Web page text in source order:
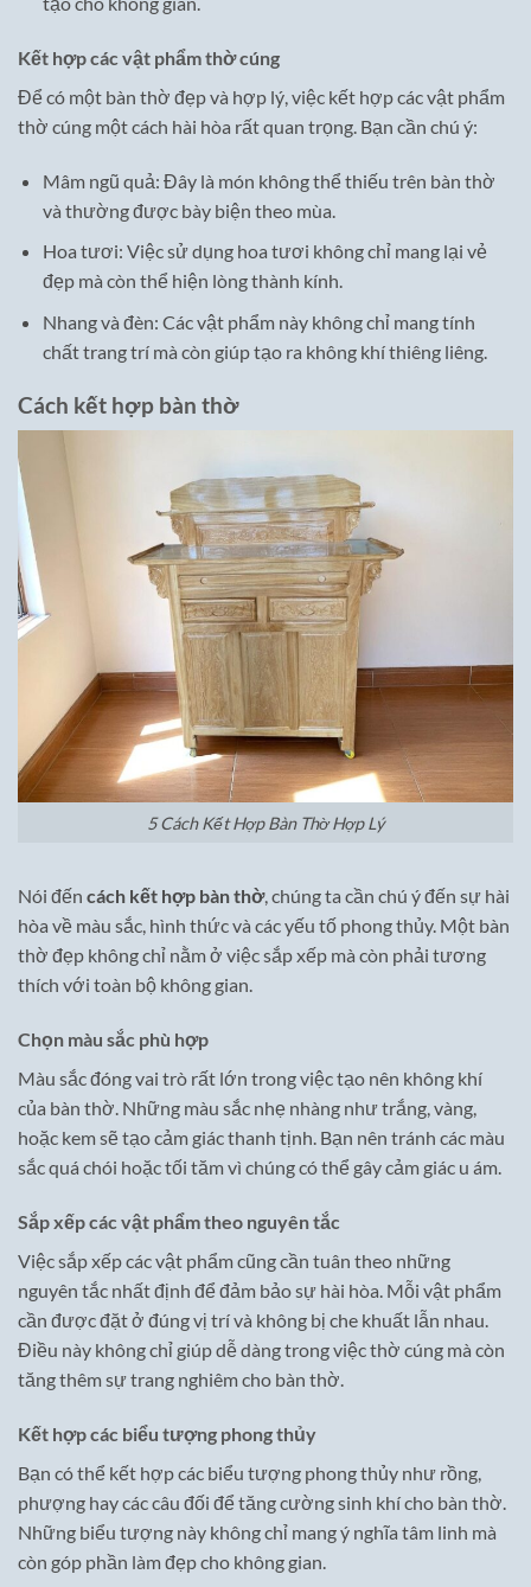
Kết hợp các vật phẩm thờ cúng
Để có một bàn thờ đẹp và hợp lý, việc kết hợp các vật phẩm
thờ cúng một cách hài hòa rất quan trọng. Bạn cần chú ý:
Mâm ngũ quả: Đây là món không thể thiếu trên bàn thờ
và thường được bày biện theo mùa.
Hoa tươi: Việc sử dụng hoa tươi không chỉ mang lại vẻ
đẹp mà còn thể hiện lòng thành kính.
Nhang và đèn: Các vật phẩm này không chỉ mang tính
chất trang trí mà còn giúp tạo ra không khí thiêng liêng.
Cách kết hợp bàn thờ
5 Cách Kết Hợp Bàn Thờ Hợp Lý
Nói đến cách kết hợp bàn thờ, chúng ta cần chú ý đến sự hài
hòa về màu sắc, hình thức và các yếu tố phong thủy. Một bàn
thờ đẹp không chỉ nằm ở việc sắp xếp mà còn phải tương
thích với toàn bộ không gian.
Chọn màu sắc phù hợp
Màu sắc đóng vai trò rất lớn trong việc tạo nên không khí
của bàn thờ. Những màu sắc nhẹ nhàng như trắng, vàng,
hoặc kem sẽ tạo cảm giác thanh tịnh. Bạn nên tránh các màu
sắc quá chói hoặc tối tăm vì chúng có thể gây cảm giác u ám.
Sắp xếp các vật phẩm theo nguyên tắc
Việc sắp xếp các vật phẩm cũng cần tuân theo những
nguyên tắc nhất định để đảm bảo sự hài hòa. Mỗi vật phẩm
cần được đặt ở đúng vị trí và không bị che khuất lẫn nhau.
Điều này không chỉ giúp dễ dàng trong việc thờ cúng mà còn
tăng thêm sự trang nghiêm cho bàn thờ.
Kết hợp các biểu tượng phong thủy
Bạn có thể kết hợp các biểu tượng phong thủy như rồng,
phượng hay các câu đối để tăng cường sinh khí cho bàn thờ.
Những biểu tượng này không chỉ mang ý nghĩa tâm linh mà
còn góp phần làm đẹp cho không gian.